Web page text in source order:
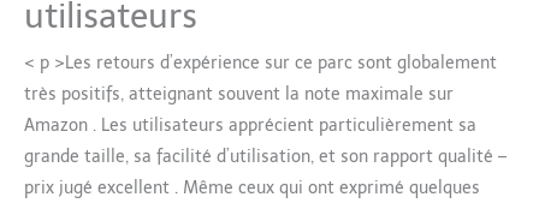
utilisateurs
< p >Les retours d’expérience sur ce parc sont globalement
très positifs, atteignant souvent la note maximale sur
Amazon . Les utilisateurs apprécient particulièrement sa
grande taille, sa facilité d’utilisation, et son rapport qualité –
prix jugé excellent . Même ceux qui ont exprimé quelques